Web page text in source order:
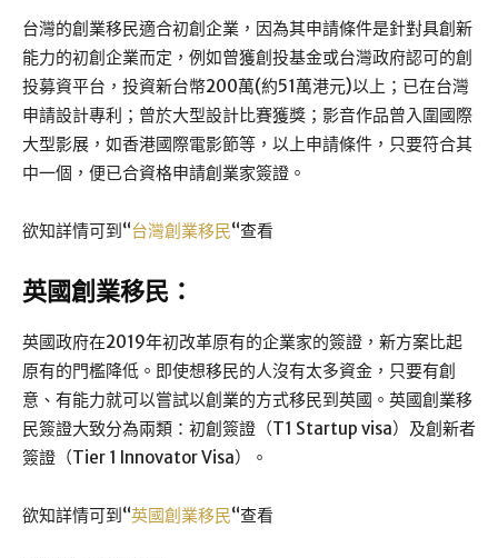
台灣的創業移民適合初創企業，因為其申請條件是針對具創新
能力的初創企業而定，例如曾獲創投基金或台灣政府認可的創
投募資平台，投資新台幣200萬(約51萬港元)以上；已在台灣
申請設計專利；曾於大型設計比賽獲獎；影音作品曾入圍國際
大型影展，如香港國際電影節等，以上申請條件，只要符合其
中一個，便已合資格申請創業家簽證。
欲知詳情可到“台灣創業移民“查看
英國創業移民：
英國政府在2019年初改革原有的企業家的簽證，新方案比起
原有的門檻降低。即使想移民的人沒有太多資金，只要有創
意、有能力就可以嘗試以創業的方式移民到英國。英國創業移
民簽證大致分為兩類：初創簽證（T1 Startup visa）及創新者
簽證（Tier 1 Innovator Visa）。
欲知詳情可到“英國創業移民“查看